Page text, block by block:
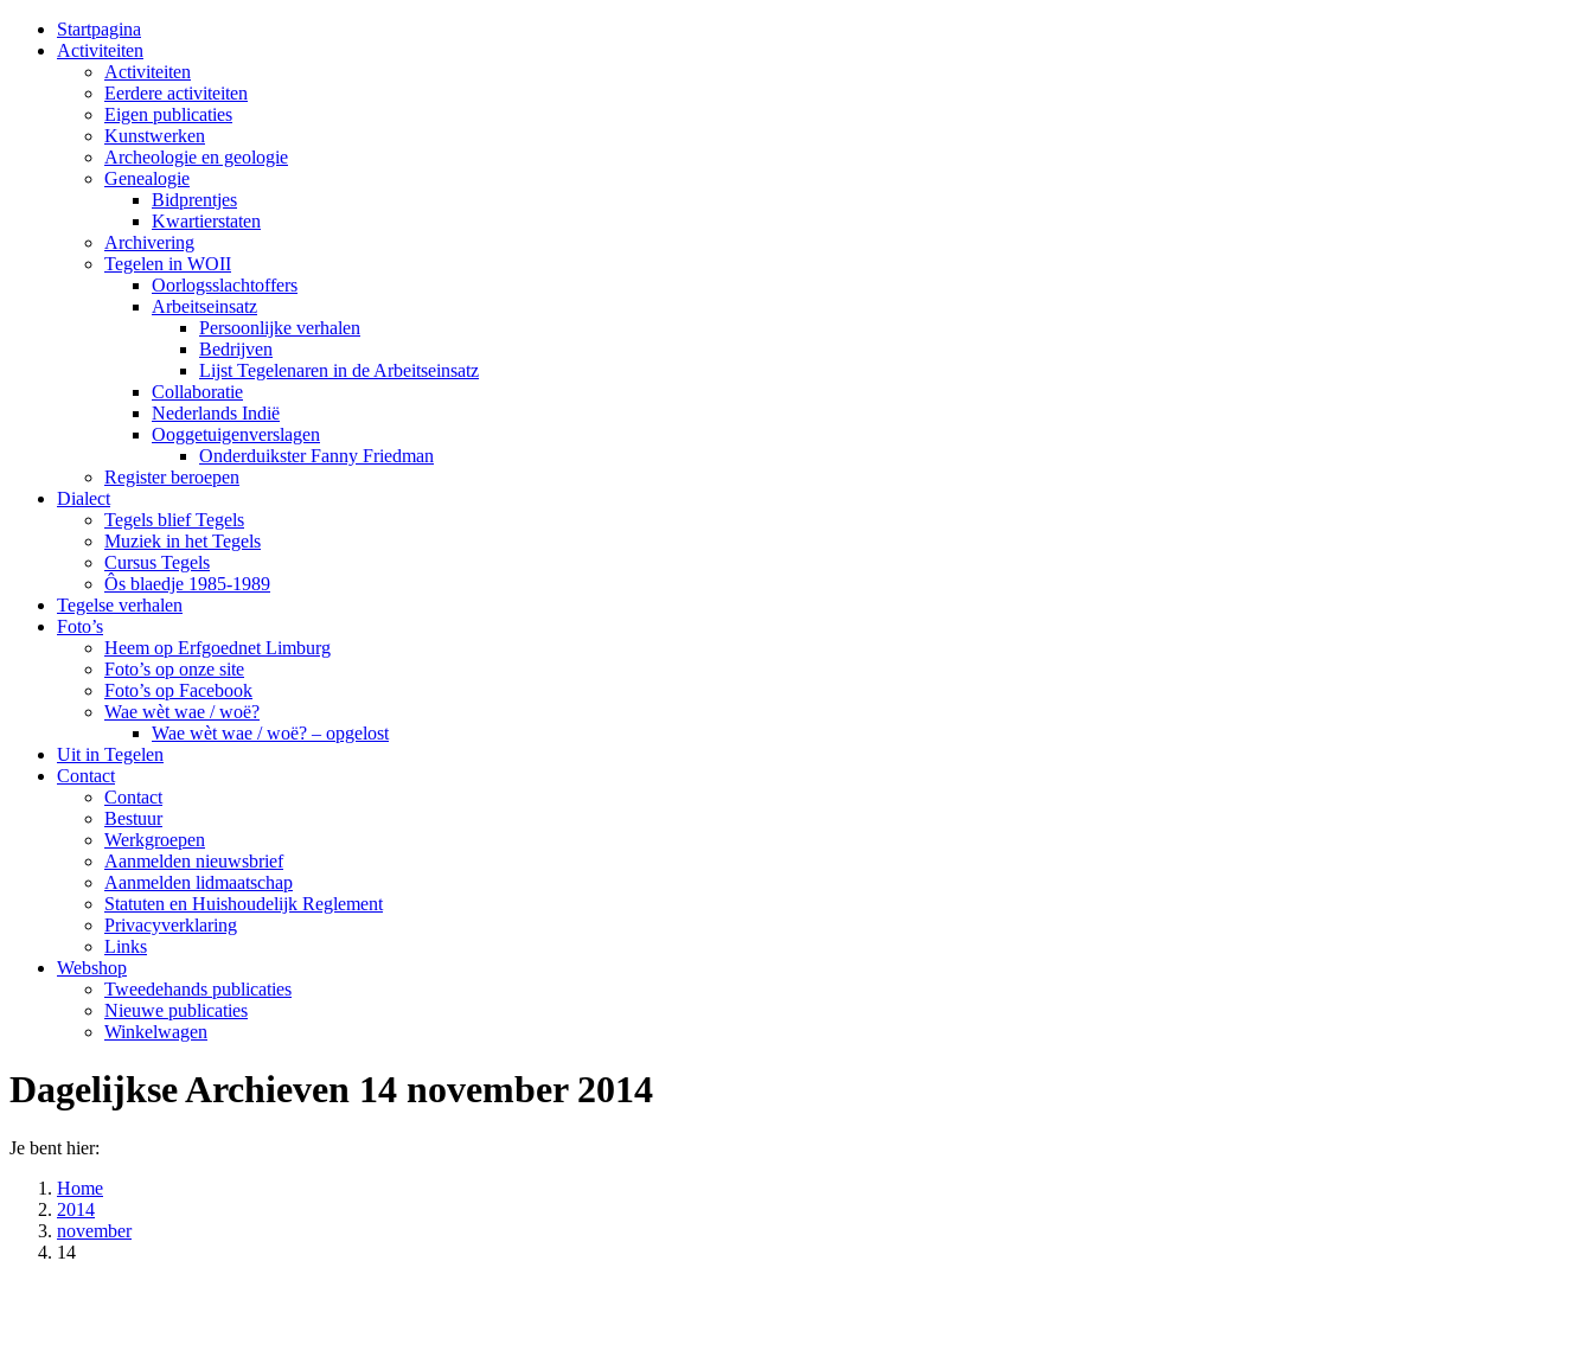
Startpagina
Activiteiten
Activiteiten
Eerdere activiteiten
Eigen publicaties
Kunstwerken
Archeologie en geologie
Genealogie
Bidprentjes
Kwartierstaten
Archivering
Tegelen in WOII
Oorlogsslachtoffers
Arbeitseinsatz
Persoonlijke verhalen
Bedrijven
Lijst Tegelenaren in de Arbeitseinsatz
Collaboratie
Nederlands Indië
Ooggetuigenverslagen
Onderduikster Fanny Friedman
Register beroepen
Dialect
Tegels blief Tegels
Muziek in het Tegels
Cursus Tegels
Ôs blaedje 1985-1989
Tegelse verhalen
Foto’s
Heem op Erfgoednet Limburg
Foto’s op onze site
Foto’s op Facebook
Wae wèt wae / woë?
Wae wèt wae / woë? – opgelost
Uit in Tegelen
Contact
Contact
Bestuur
Werkgroepen
Aanmelden nieuwsbrief
Aanmelden lidmaatschap
Statuten en Huishoudelijk Reglement
Privacyverklaring
Links
Webshop
Tweedehands publicaties
Nieuwe publicaties
Winkelwagen
Dagelijkse Archieven 14 november 2014
Je bent hier:
Home
2014
november
14